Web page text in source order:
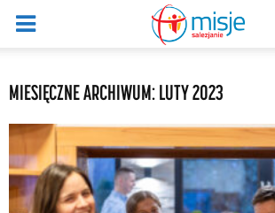
MIESIĘCZNE ARCHIWUM: LUTY 2023